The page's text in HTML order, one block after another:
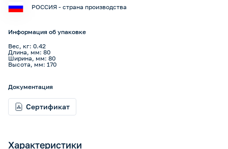
Характеристики
РОССИЯ - страна производства
Информация об упаковке
Вес, кг: 0.42
Длина, мм: 80
Ширина, мм: 80
Высота, мм: 170
Документация
Сертификат